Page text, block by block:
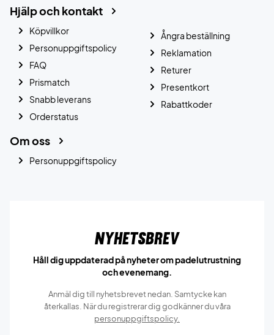
Hjälp och kontakt
Köpvillkor
Personuppgiftspolicy
FAQ
Prismatch
Snabb leverans
Orderstatus
Ångra beställning
Reklamation
Returer
Presentkort
Rabattkoder
Om oss
Personuppgiftspolicy
Nyhetsbrev
Håll dig uppdaterad på nyheter om padelutrustning
och evenemang.
Anmäl dig till nyhetsbrevet nedan. Samtycke kan
återkallas. När du registrerar dig godkänner du våra
personuppgiftspolicy.